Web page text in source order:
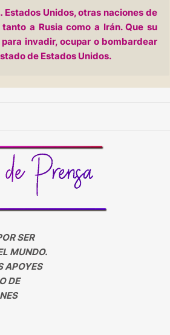
Unidos, otras naciones de
a Rusia como a Irán. Que su
invadir, ocupar o bombardear
de Estados Unidos.
SER
MUNDO.
APOYES
DE